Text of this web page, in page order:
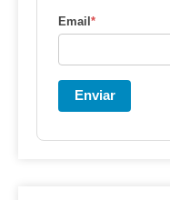
Email*
Enviar